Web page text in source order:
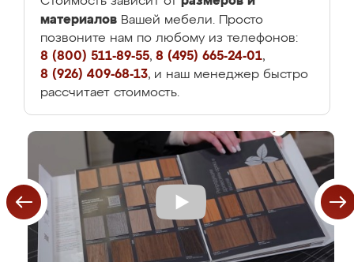
материалов Вашей мебели. Просто
позвоните нам по любому из телефонов:
8 (800) 511-89-55, 8 (495) 665-24-01,
8 (926) 409-68-13, и наш менеджер быстро
рассчитает стоимость.